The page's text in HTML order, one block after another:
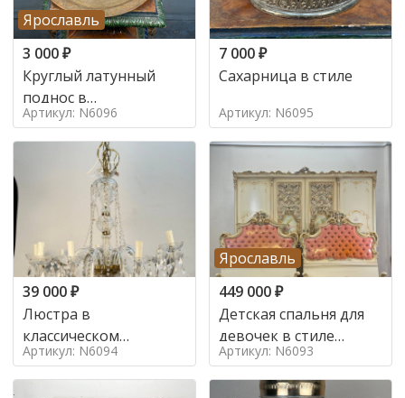
Ярославль
3 000₽
Круглый латунный
поднос в
марокканском стиле в
стиле
Артикул: N6096
7 000₽
Сахарница в стиле
Артикул: N6095
39 000₽
Люстра в
классическом
итальянском стиле на
10 ламп. в стиле
Артикул: N6094
Ярославль
449 000₽
Детская спальня для
девочек в стиле
итальянского барокко
в стиле
Артикул: N6093